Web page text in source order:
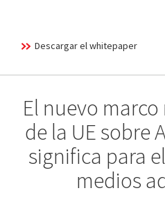
Descargar el whitepaper
El nuevo
de la UE sobre
significa para
medios